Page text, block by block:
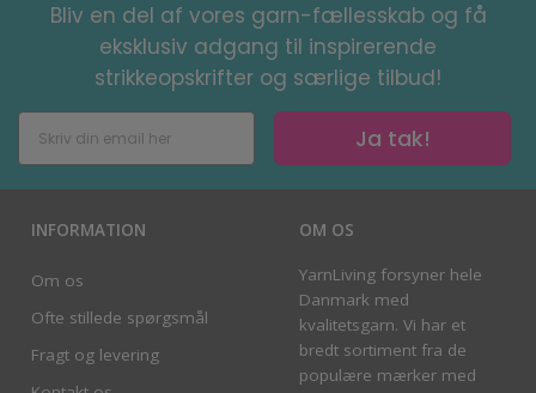
Bliv en del af vores garn-fællesskab og få
eksklusiv adgang til inspirerende
strikkeopskrifter og særlige tilbud!
Ja tak!
INFORMATION
Om os
Ofte stillede spørgsmål
Fragt og levering
OM OS
YarnLiving forsyner hele
Danmark med
kvalitetsgarn. Vi har et
bredt sortiment fra de
populære mærker med